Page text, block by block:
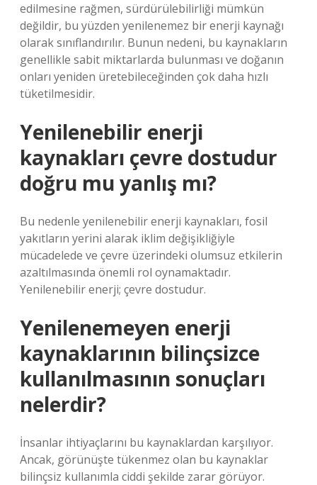
edilmesine rağmen, sürdürülebilirliği mümkün
değildir, bu yüzden yenilenemez bir enerji kaynağı
olarak sınıflandırılır. Bunun nedeni, bu kaynakların
genellikle sabit miktarlarda bulunması ve doğanın
onları yeniden üretebileceğinden çok daha hızlı
tüketilmesidir.
Yenilenebilir enerji
kaynakları çevre dostudur
doğru mu yanlış mı?
Bu nedenle yenilenebilir enerji kaynakları, fosil
yakıtların yerini alarak iklim değişikliğiyle
mücadelede ve çevre üzerindeki olumsuz etkilerin
azaltılmasında önemli rol oynamaktadır.
Yenilenebilir enerji; çevre dostudur.
Yenilenemeyen enerji
kaynaklarının bilinçsizce
kullanılmasının sonuçları
nelerdir?
İnsanlar ihtiyaçlarını bu kaynaklardan karşılıyor.
Ancak, görünüşte tükenmez olan bu kaynaklar
bilinçsiz kullanımla ciddi şekilde zarar görüyor.